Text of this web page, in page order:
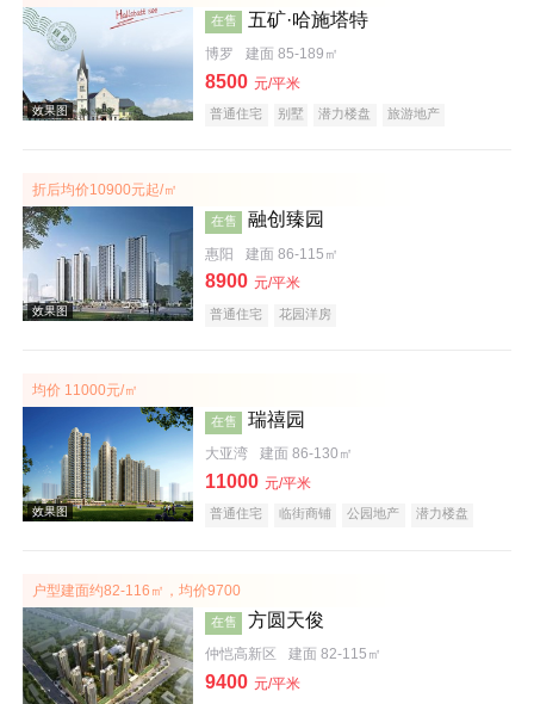
效果图
效果图
效果图
在售 五矿·哈施塔特
博罗 建面 85-189㎡
8500 元/平米
普通住宅 别墅 潜力楼盘
旅游地产
折后均价10900元起/㎡
在售 融创臻园
惠阳 建面 86-115㎡
8900 元/平米
普通住宅 花园洋房
均价 11000元/㎡
在售 瑞禧园
大亚湾 建面 86-130㎡
11000 元/平米
普通住宅 临街商铺 公园地产
潜力楼盘
户型建面约82-116㎡，均价9700
在售 方圆天俊
仲恺高新区 建面 82-115㎡
9400 元/平米